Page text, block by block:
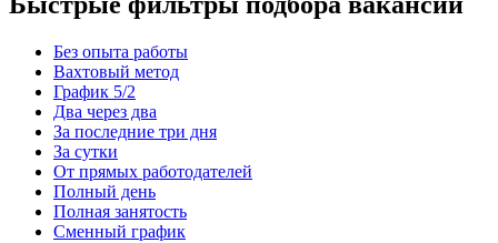
Без опыта работы
Вахтовый метод
График 5/2
Два через два
За последние три дня
За сутки
От прямых работодателей
Полный день
Полная занятость
Сменный график